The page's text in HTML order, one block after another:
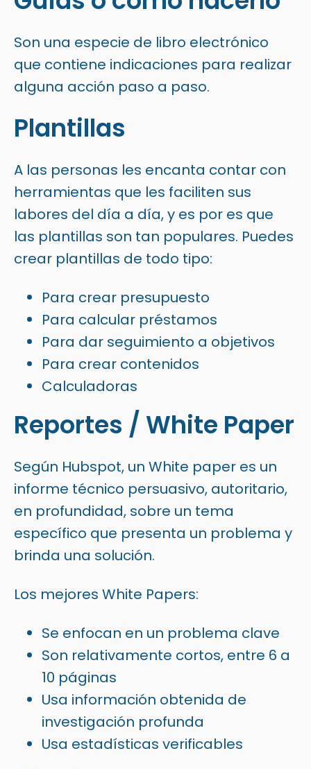
Son una especie de libro electrónico
que contiene indicaciones para realizar
alguna acción paso a paso.
Plantillas
A las personas les encanta contar con
herramientas que les faciliten sus
labores del día a día, y es por es que
las plantillas son tan populares. Puedes
crear plantillas de todo tipo:
Para crear presupuesto
Para calcular préstamos
Para dar seguimiento a objetivos
Para crear contenidos
Calculadoras
Reportes / White Paper
Según Hubspot, un White paper es un
informe técnico persuasivo, autoritario,
en profundidad, sobre un tema
específico que presenta un problema y
brinda una solución.
Los mejores White Papers:
Se enfocan en un problema clave
Son relativamente cortos, entre 6 a
10 páginas
Usa información obtenida de
investigación profunda
Usa estadísticas verificables